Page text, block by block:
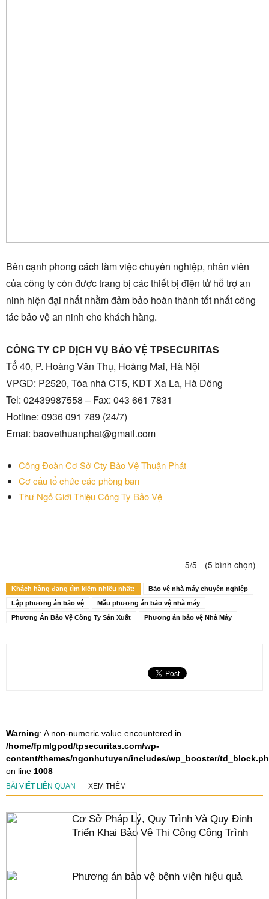
Bên cạnh phong cách làm việc chuyên nghiệp, nhân viên
của công ty còn được trang bị các thiết bị điện tử hỗ trợ an
ninh hiện đại nhất nhằm đảm bảo hoàn thành tốt nhất công
tác bảo vệ an ninh cho khách hàng.
CÔNG TY CP DỊCH VỤ BẢO VỆ TPSECURITAS
Tổ 40, P. Hoàng Văn Thụ, Hoàng Mai, Hà Nội
VPGD: P2520, Tòa nhà CT5, KĐT Xa La, Hà Đông
Tel: 02439987558 – Fax: 043 661 7831
Hotline: 0936 091 789 (24/7)
Emai: baovethuanphat@gmail.com
Công Đoàn Cơ Sở Cty Bảo Vệ Thuận Phát
Cơ cấu tổ chức các phòng ban
Thư Ngỏ Giới Thiệu Công Ty Bảo Vệ
5/5 - (5 bình chọn)
Khách hàng đang tìm kiếm nhiều nhất:
Bảo vệ nhà máy chuyên nghiệp
Lập phương án bảo vệ
Mẫu phương án bảo vệ nhà máy
Phương Án Bảo Vệ Công Ty Sản Xuất
Phương án bảo vệ Nhà Máy
Warning: A non-numeric value encountered in
/home/fpmlgpod/tpsecuritas.com/wp-
content/themes/ngonhutuyen/includes/wp_booster/
on line 1008
BÀI VIẾT LIÊN QUAN XEM THÊM
Cơ Sở Pháp Lý, Quy Trình Và Quy Định
Triển Khai Bảo Vệ Thi Công Công Trình
Phương án bảo vệ bệnh viện hiệu quả